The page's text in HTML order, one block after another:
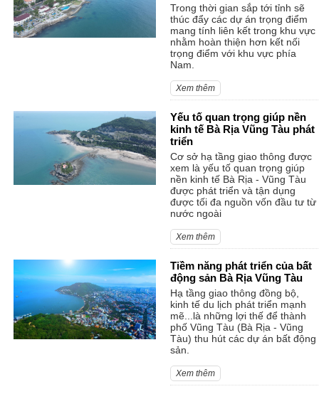
Trong thời gian sắp tới tỉnh sẽ
thúc đẩy các dự án trọng điểm
mang tính liên kết trong khu vực
nhằm hoàn thiện hơn kết nối
trọng điểm với khu vực phía
Nam.
Xem thêm
Yếu tố quan trọng giúp nền
kinh tế Bà Rịa Vũng Tàu phát
triển
Cơ sở hạ tầng giao thông được
xem là yếu tố quan trọng giúp
nền kinh tế Bà Rịa - Vũng Tàu
được phát triển và tận dụng
được tối đa nguồn vốn đầu tư từ
nước ngoài
Xem thêm
Tiềm năng phát triển của bất
động sản Bà Rịa Vũng Tàu
Hạ tầng giao thông đồng bộ,
kinh tế du lịch phát triển mạnh
mẽ...là những lợi thế để thành
phố Vũng Tàu (Bà Rịa - Vũng
Tàu) thu hút các dự án bất động
sản.
Xem thêm